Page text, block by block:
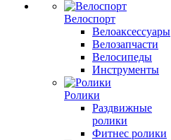
Велоспорт
Велоаксессуары
Велозапчасти
Велосипеды
Инструменты
Ролики
Раздвижные
ролики
Фитнес ролики